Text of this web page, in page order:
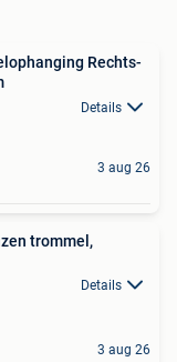
Rechts-
Details
3 aug 26
trommel,
Details
3 aug 26